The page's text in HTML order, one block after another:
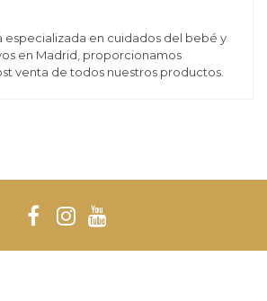
especializada en cuidados del bebé y
en Madrid, proporcionamos
venta de todos nuestros productos.